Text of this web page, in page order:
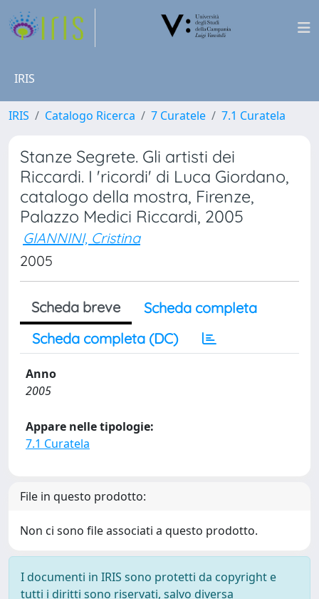
IRIS
IRIS Catalogo Ricerca 7 Curatele 7.1 Curatela
Stanze Segrete. Gli artisti dei
Riccardi. I 'ricordi' di Luca Giordano,
catalogo della mostra, Firenze,
Palazzo Medici Riccardi, 2005
GIANNINI, Cristina
2005
Scheda breve
Scheda completa
Scheda completa (DC)
Anno
2005
Appare nelle tipologie:
7.1 Curatela
File in questo prodotto:
Non ci sono file associati a questo prodotto.
I documenti in IRIS sono protetti da copyright e
tutti i diritti sono riservati, salvo diversa